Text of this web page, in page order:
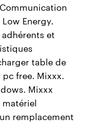
Energy.
adhérents et
table de
free. Mixxx.
Mixxx
remplacement